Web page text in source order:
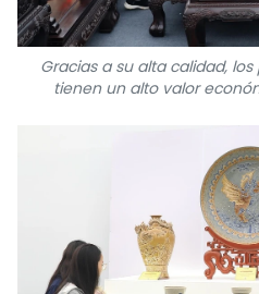
Gracias a su alta calidad,
tienen un alto valor